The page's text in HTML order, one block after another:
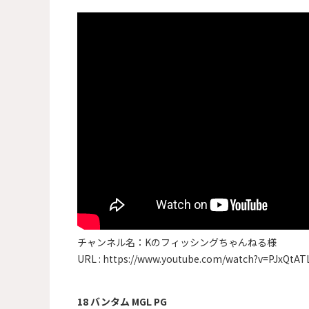
チャンネル名：Kのフィッシングちゃんねる様
URL : https://www.youtube.com/
18 バンタム MGL PG